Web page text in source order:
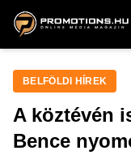
ZENE, FILM &
BELFÖLDI HÍREK
A köztévén
Bence